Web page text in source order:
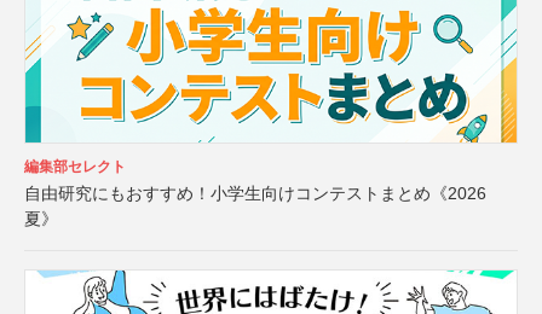
編集部セレクト
自由研究にもおすすめ！小学生向けコンテストまとめ《2026
夏》